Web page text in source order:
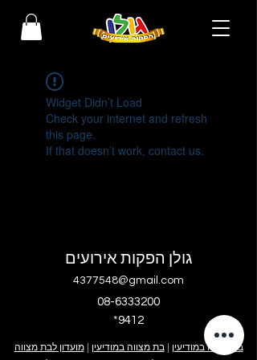
Widget Didn’t Load
Check your internet and refresh
this page.
If that doesn’t work, contact us.
גולן הפקות אירועים
4377548@gmail.com
08-6333200
בר מצווה במודיעין |בת מצווה במודיעין |מועדון לבת מצווה
*9412